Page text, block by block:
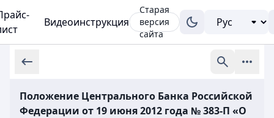
Видеоинструкция
Старая
версия
сайта
Положение Центрального Банка Российской
Федерации от 19 июня 2012 года № 383-П «О